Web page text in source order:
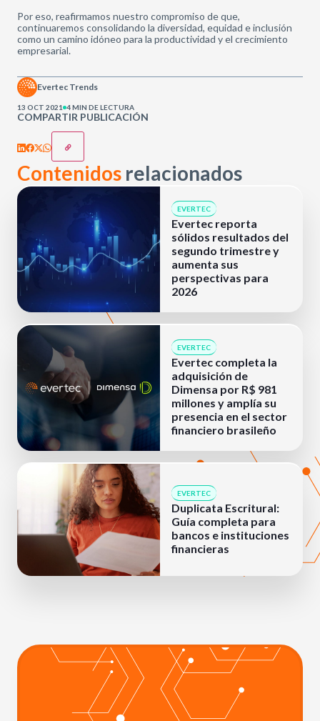
Por eso, reafirmamos nuestro compromiso de que,
continuaremos consolidando la diversidad, equidad e inclusión
como un camino idóneo para la productividad y el crecimiento
empresarial.
COMPARTIR PUBLICACIÓN
Evertec Trends
13 OCT 2021 4 MIN DE LECTURA
Contenidos relacionados
EVERTEC
Evertec reporta
sólidos resultados del
segundo trimestre y
aumenta sus
perspectivas para
2026
EVERTEC
Evertec completa la
adquisición de
Dimensa por R$ 981
millones y amplía su
presencia en el sector
financiero brasileño
EVERTEC
Duplicata Escritural:
Guía completa para
bancos e instituciones
financieras